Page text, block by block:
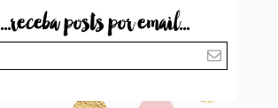
...receba posts por email...